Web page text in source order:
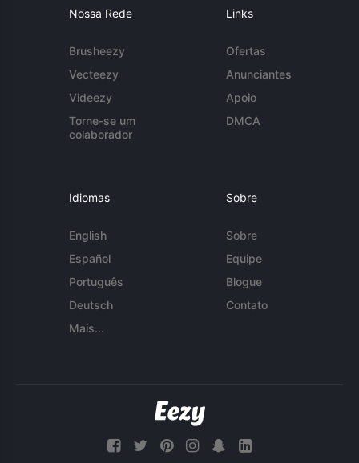
Nossa Rede
Brusheezy
Vecteezy
Videezy
Torne-se um
colaborador
Links
Ofertas
Anunciantes
Apoio
DMCA
Idiomas
English
Español
Português
Deutsch
Mais...
Sobre
Sobre
Equipe
Blogue
Contato